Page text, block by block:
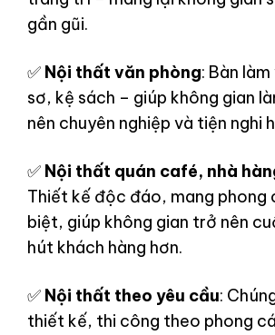
gần gũi.
✅ Nội thất văn phòng: Bàn
sơ, kệ sách – giúp không gian
nên chuyên nghiệp và tiện nghi
✅ Nội thất quán café, nhà
Thiết kế độc đáo, mang phong
biệt, giúp không gian trở nên
hút khách hàng hơn.
✅ Nội thất theo yêu cầu:
thiết kế, thi công theo phong